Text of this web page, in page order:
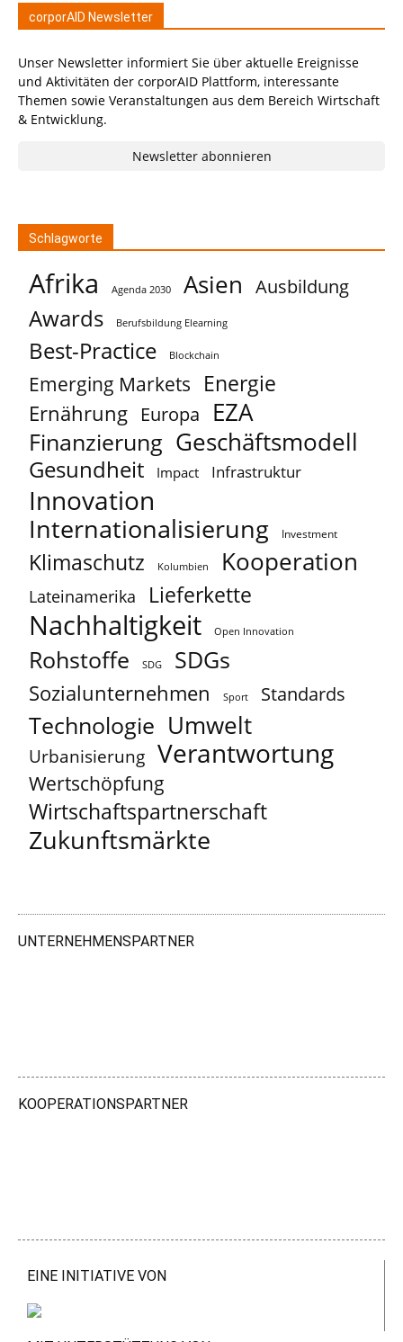
corporAID Newsletter
Unser Newsletter informiert Sie über aktuelle Ereignisse
und Aktivitäten der corporAID Plattform, interessante
Themen sowie Veranstaltungen aus dem Bereich Wirtschaft
& Entwicklung.
Newsletter abonnieren
Schlagworte
Afrika Agenda 2030 Asien Ausbildung
Awards Berufsbildung Elearning
Best-Practice Blockchain
Emerging Markets Energie
Ernährung Europa EZA
Finanzierung Geschäftsmodell
Gesundheit Impact Infrastruktur
Innovation
Internationalisierung Investment
Klimaschutz Kolumbien Kooperation
Lateinamerika Lieferkette
Nachhaltigkeit Open Innovation
Rohstoffe SDG SDGs
Sozialunternehmen Sport Standards
Technologie Umwelt
Urbanisierung Verantwortung
Wertschöpfung
Wirtschaftspartnerschaft
Zukunftsmärkte
UNTERNEHMENSPARTNER
KOOPERATIONSPARTNER
EINE INITIATIVE VON